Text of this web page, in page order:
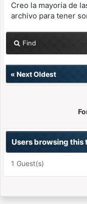
Creo la mayoria de
archivo para tener
Find
« Next Oldest
Users browsing this
1 Guest(s)